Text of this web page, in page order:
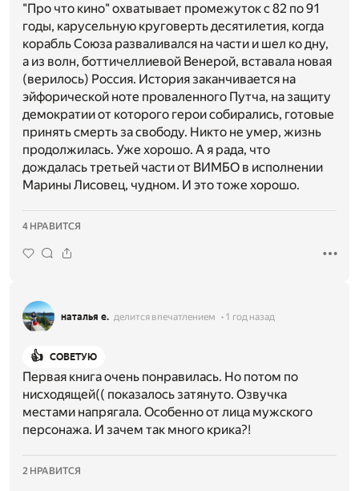
"Про что кино" охватывает промежуток с 82 по 91
годы, карусельную круговерть десятилетия, когда
корабль Союза разваливался на части и шел ко дну,
а из волн, боттичеллиевой Венерой, вставала новая
(верилось) Россия. История заканчивается на
эйфорической ноте проваленного Путча, на защиту
демократии от которого герои собирались, готовые
принять смерть за свободу. Никто не умер, жизнь
продолжилась. Уже хорошо. А я рада, что
дождалась третьей части от ВИМБО в исполнении
Марины Лисовец, чудном. И это тоже хорошо.
4 НРАВИТСЯ
наталья е. делится впечатлением 1 год назад
👍 СОВЕТУЮ
Первая книга очень понравилась. Но потом по
нисходящей(( показалось затянуто. Озвучка
местами напрягала. Особенно от лица мужского
персонажа. И зачем так много крика?!
2 НРАВИТСЯ